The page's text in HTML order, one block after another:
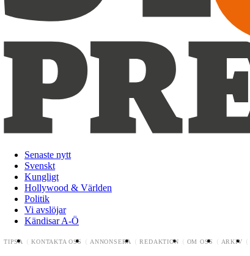
Senaste nytt
Svenskt
Kungligt
Hollywood & Världen
Politik
Vi avslöjar
Kändisar A-Ö
TIPSA KONTAKTA OSS ANNONSERA REDAKTION OM OSS ARKIV